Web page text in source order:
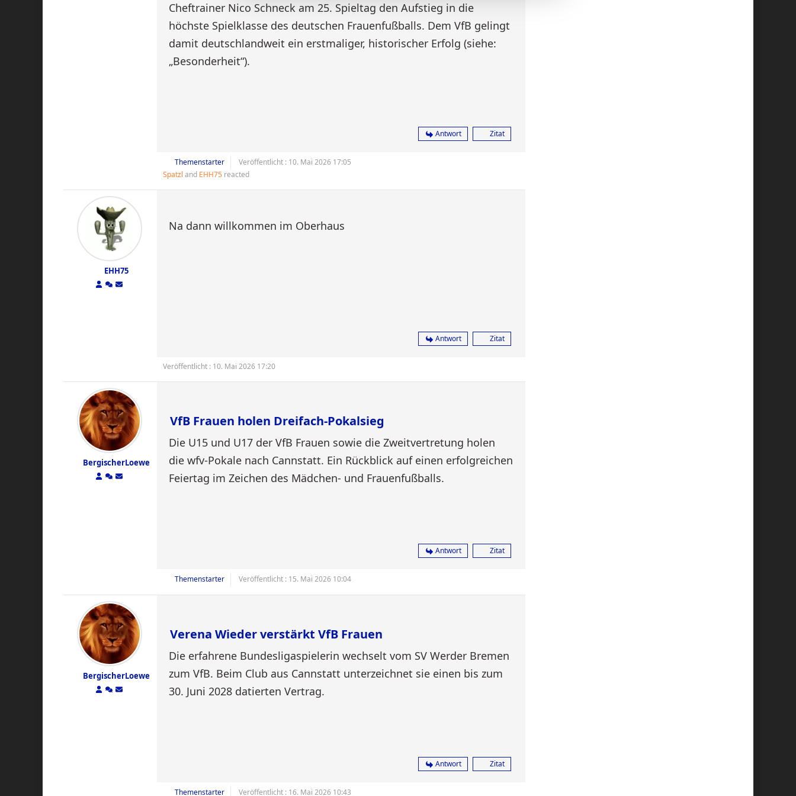
Cheftrainer Nico Schneck am 25. Spieltag den Aufstieg in die
höchste Spielklasse des deutschen Frauenfußballs. Dem VfB gelingt
damit deutschlandweit ein erstmaliger, historischer Erfolg (siehe:
„Besonderheit“).
Antwort Zitat
Themenstarter
Veröffentlicht : 10. Mai 2026 17:05
Spatzl and EHH75 reacted
EHH75
Na dann willkommen im Oberhaus
Antwort Zitat
Veröffentlicht : 10. Mai 2026 17:20
BergischerLoewe
VfB Frauen holen Dreifach-Pokalsieg
Die U15 und U17 der VfB Frauen sowie die Zweitvertretung holen
die wfv-Pokale nach Cannstatt. Ein Rückblick auf einen erfolgreichen
Feiertag im Zeichen des Mädchen- und Frauenfußballs.
Antwort Zitat
Themenstarter Veröffentlicht : 15. Mai 2026 10:04
BergischerLoewe
Verena Wieder verstärkt VfB Frauen
Die erfahrene Bundesligaspielerin wechselt vom SV Werder Bremen
zum VfB. Beim Club aus Cannstatt unterzeichnet sie einen bis zum
30. Juni 2028 datierten Vertrag.
Antwort Zitat
Themenstarter Veröffentlicht : 16. Mai 2026 10:43